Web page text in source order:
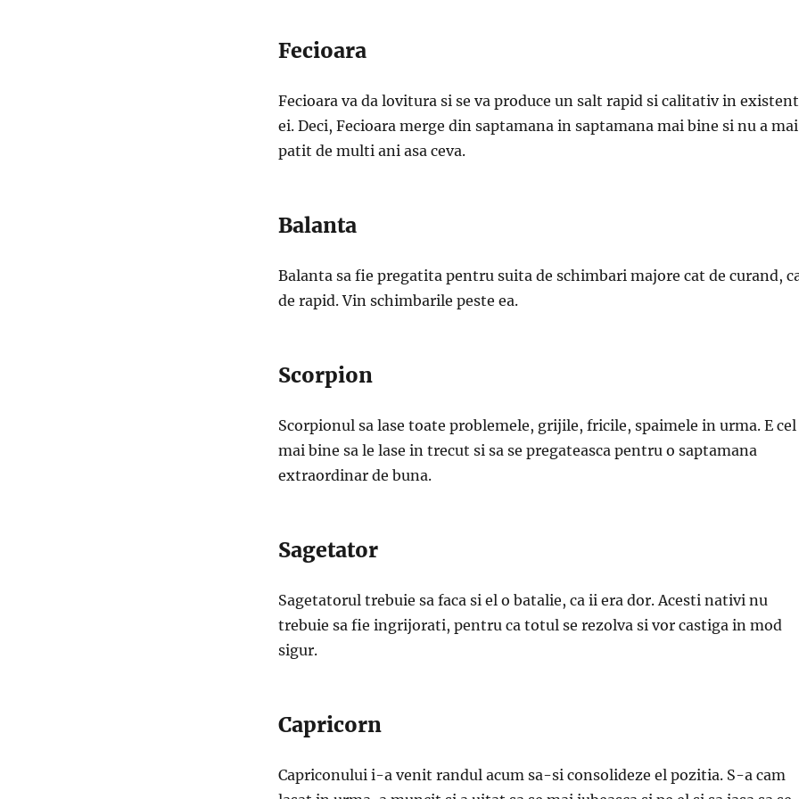
Fecioara
Fecioara va da lovitura si se va produce un salt rapid si calitativ in
ei. Deci, Fecioara merge din saptamana in saptamana mai bine si nu a mai
patit de multi ani asa ceva.
Balanta
Balanta sa fie pregatita pentru suita de schimbari majore cat de curand,
de rapid. Vin schimbarile peste ea.
Scorpion
Scorpionul sa lase toate problemele, grijile, fricile, spaimele in urma. E cel
mai bine sa le lase in trecut si sa se pregateasca pentru o saptamana
extraordinar de buna.
Sagetator
Sagetatorul trebuie sa faca si el o batalie, ca ii era dor. Acesti nativi nu
trebuie sa fie ingrijorati, pentru ca totul se rezolva si vor castiga in mod
sigur.
Capricorn
Capriconului i-a venit randul acum sa-si consolideze el pozitia. S-a cam